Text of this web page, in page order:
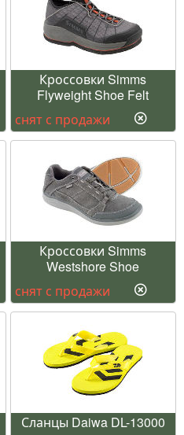
Кроссовки Simms
Flyweight Shoe Felt
снят с продажи
Кроссовки Simms
Westshore Shoe
снят с продажи
Сланцы Daiwa DL-13000